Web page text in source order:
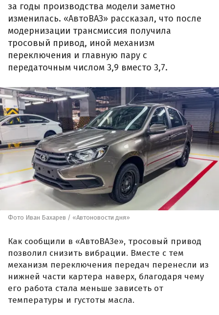
за годы производства модели заметно
изменилась. «АвтоВАЗ» рассказал, что после
модернизации трансмиссия получила
тросовый привод, иной механизм
переключения и главную пару с
передаточным числом 3,9 вместо 3,7.
Фото Иван Бахарев / «Автоновости дня»
Как сообщили в «АвтоВАЗе», тросовый привод
позволил снизить вибрации. Вместе с тем
механизм переключения передач перенесли из
нижней части картера наверх, благодаря чему
его работа стала меньше зависеть от
температуры и густоты масла.